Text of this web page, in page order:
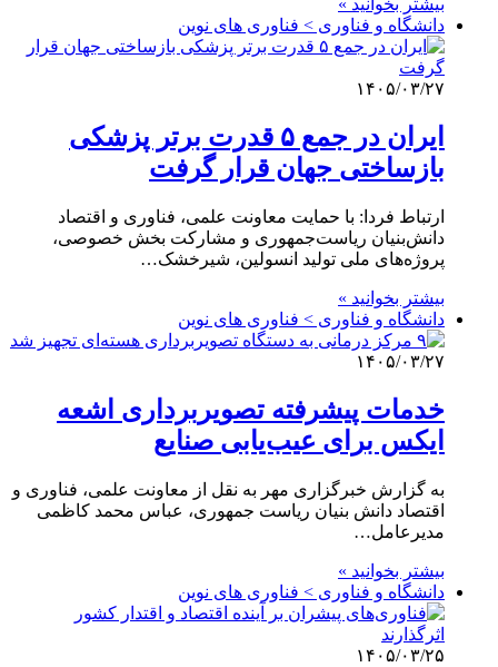
بیشتر بخوانید »
دانشگاه و فناوری > فناوری های نوین
۱۴۰۵/۰۳/۲۷
ایران در جمع ۵ قدرت برتر پزشکی
بازساختی جهان قرار گرفت
ارتباط فردا: با حمایت معاونت علمی، فناوری و اقتصاد
دانش‌بنیان ریاست‌جمهوری و مشارکت بخش خصوصی،
پروژه‌های ملی تولید انسولین، شیرخشک…
بیشتر بخوانید »
دانشگاه و فناوری > فناوری های نوین
۱۴۰۵/۰۳/۲۷
خدمات پیشرفته تصویربرداری اشعه
ایکس برای عیب‌یابی صنایع
به گزارش خبرگزاری مهر به نقل از معاونت علمی، فناوری و
اقتصاد دانش بنیان ریاست جمهوری، عباس محمد کاظمی
مدیرعامل…
بیشتر بخوانید »
دانشگاه و فناوری > فناوری های نوین
۱۴۰۵/۰۳/۲۵